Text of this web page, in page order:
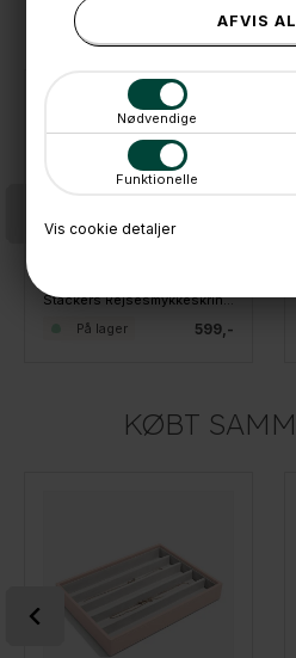
Nødvendige
Funktionelle
Vis cookie detaljer
ANDRE
Stackers Rejsesmykkeskrin - LARGE, Taupe
599,-
På lager
KØBT